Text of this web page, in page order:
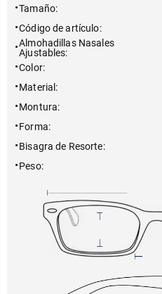
Tamaño:
Código de artículo:
Almohadillas Nasales
Ajustables:
Color:
Material :
Montura:
Forma:
Bisagra de Resorte:
Peso: